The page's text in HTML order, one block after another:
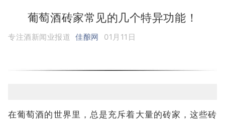
葡萄酒砖家常见的几个特异功能！
专注酒新闻业报道 佳酿网 01月11日
在葡萄酒的世界里，总是充斥着大量的砖家，这些砖